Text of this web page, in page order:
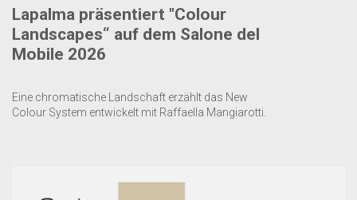
Lapalma präsentiert "Colour
Landscapes“ auf dem Salone del
Mobile 2026
Eine chromatische Landschaft erzählt das New
Colour System entwickelt mit Raffaella Mangiarotti.